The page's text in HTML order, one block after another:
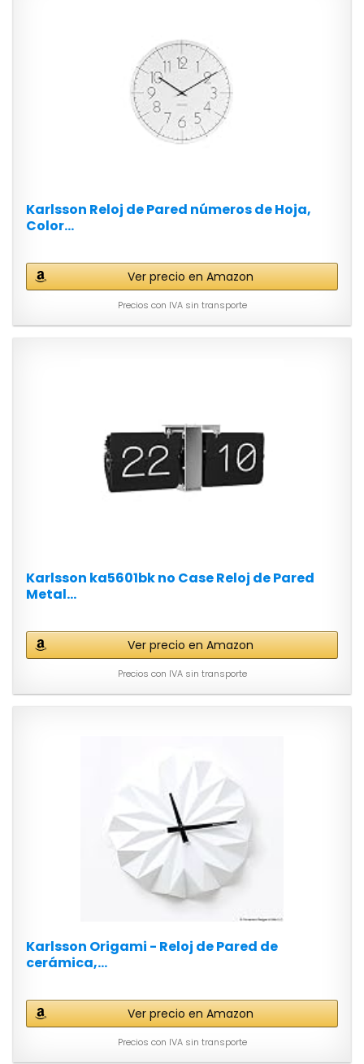
Karlsson Reloj de Pared números de Hoja,
Color...
Ver precio en Amazon
Precios con IVA sin transporte
Karlsson ka5601bk no Case Reloj de Pared
Metal...
Ver precio en Amazon
Precios con IVA sin transporte
Karlsson Origami - Reloj de Pared de
cerámica,...
Ver precio en Amazon
Precios con IVA sin transporte